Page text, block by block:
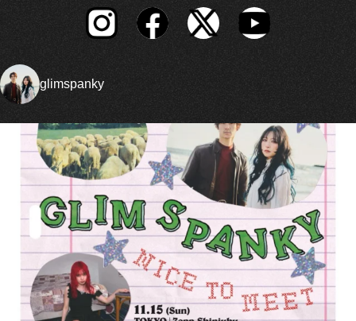
glimspanky